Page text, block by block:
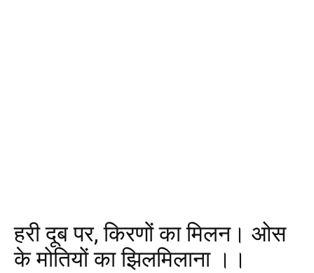
हरी दूब पर, किरणों का मिलन। ओस
के मोतियों का झिलमिलाना ।।